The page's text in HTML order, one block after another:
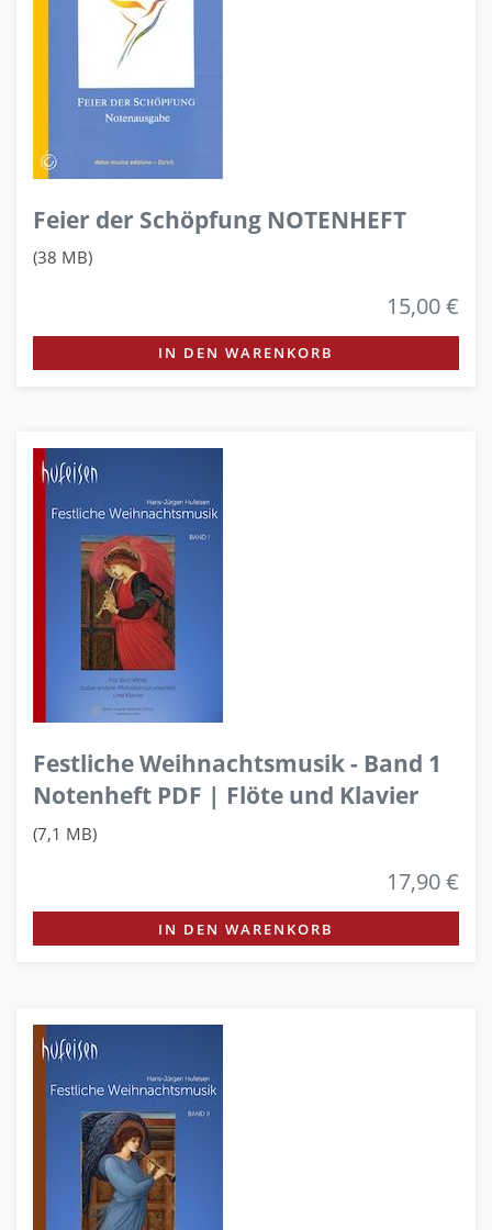
Feier der Schöpfung NOTENHEFT
(38 MB)
15,00 €
IN DEN WARENKORB
Festliche Weihnachtsmusik - Band 1
Notenheft PDF | Flöte und Klavier
(7,1 MB)
17,90 €
IN DEN WARENKORB